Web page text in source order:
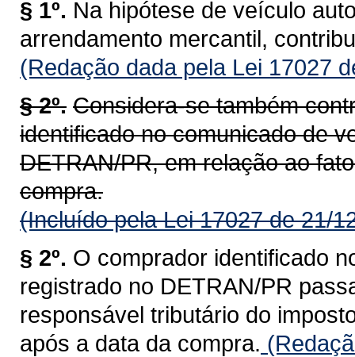
§ 1º. Na hipótese de veículo
arrendamento mercantil,
(Redação dada pela Lei 17027
§ 2º. Considera-se também
identificado no comunicado de
DETRAN/PR, em relação ao
compra.
(Incluído pela Lei 17027 de 21/
§ 2º. O comprador identificado
registrado no DETRAN/PR
responsável tributário do
após a data da compra.